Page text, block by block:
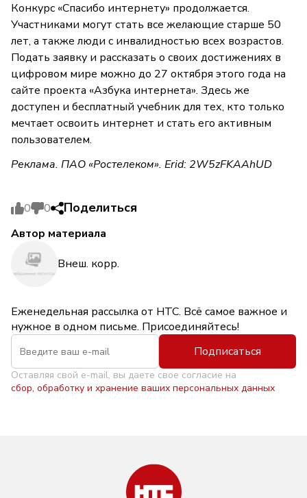
Конкурс «Спасибо интернету» продолжается.
Участниками могут стать все желающие старше 50
лет, а также люди с инвалидностью всех возрастов.
Подать заявку и рассказать о своих достижениях в
цифровом мире можно до 27 октября этого года на
сайте проекта «Азбука интернета». Здесь же
доступен и бесплатный учебник для тех, кто только
мечтает освоить интернет и стать его активным
пользователем.
Реклама. ПАО «Ростелеком». Erid: 2W5zFKAAhUD
0 0 Поделиться
Автор материала
Внеш. корр.
Еженедельная рассылка от НТС. Всё самое важное и
нужное в одном письме. Присоединяйтесь!
Подписаться
Оставляя свой e-mail, вы даете свое согласие на
сбор, обработку и хранение ваших персональных данных